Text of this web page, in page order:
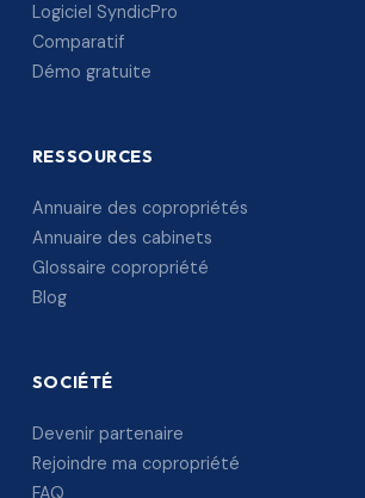
Logiciel SyndicPro
Comparatif
Démo gratuite
RESSOURCES
Annuaire des copropriétés
Annuaire des cabinets
Glossaire copropriété
Blog
SOCIÉTÉ
Devenir partenaire
Rejoindre ma copropriété
FAQ